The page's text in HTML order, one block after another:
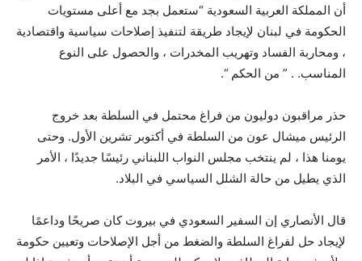
أن المملكة العربية السعودية “ستعمل بجد مع أعلى مستويات
الحكومة في لبنان لإيجاد طريقة لتنفيذ إصلاحات سياسية واقتصادية
، ومحاربة الفساد وتهريب المخدرات ، والحصول على النوع
المناسب. . ” من الحكم “.
حذر مراقبون دوليون من فراغ محتمل في السلطة بعد خروج
الرئيس ميشال عون من السلطة في أكتوبر تشرين الأول. وحتى
يومنا هذا ، لم ينتخب مجلس النواب اللبناني رئيسًا جديدًا ، الأمر
الذي يطيل من حالة الشلل السياسي في البلاد.
قال الأنصاري إن السفير السعودي في بيروت كان صريحًا وداعمًا
لإيجاد حل لفراغ السلطة والضغط من أجل الإصلاحات وتعيين حكومة